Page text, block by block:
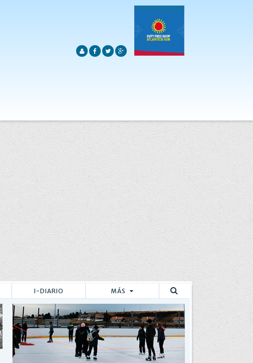
I-DIARIO MÁS
Buscar